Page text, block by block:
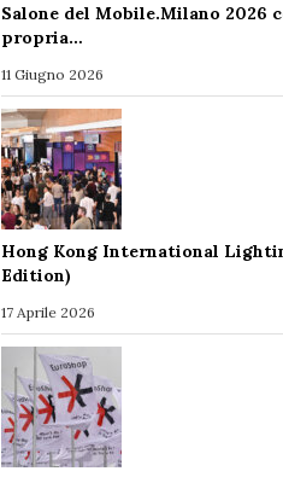
Salone del Mobile.Milano 2026
propria…
11 Giugno 2026
Hong Kong International
Edition)
17 Aprile 2026